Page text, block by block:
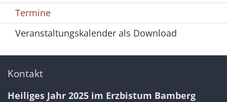
Termine
Veranstaltungskalender als Download
Kontakt
Heiliges Jahr 2025 im Erzbistum Bamberg